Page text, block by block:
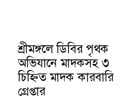
শ্রীমঙ্গলে ডিবির পৃথক
অভিযানে মাদকসহ ৩
চিহ্নিত মাদক কারবারি
গ্রেপ্তার